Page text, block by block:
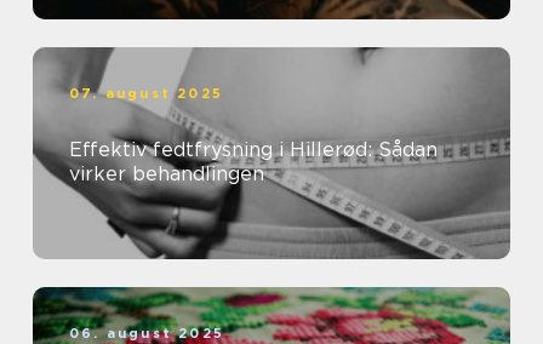
07. august 2025
Effektiv fedtfrysning i Hillerød: Sådan
virker behandlingen
06. august 2025